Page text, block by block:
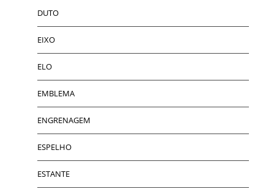
DUTO
EIXO
ELO
EMBLEMA
ENGRENAGEM
ESPELHO
ESTANTE